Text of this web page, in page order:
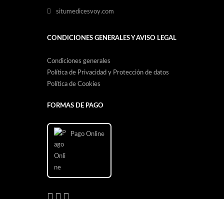
situmedicesvoy.com
CONDICIONES GENERALES Y AVISO LEGAL
Condiciones generales
Política de Privacidad y Protección de datos
Política de Cookies
FORMAS DE PAGO
Pago Online